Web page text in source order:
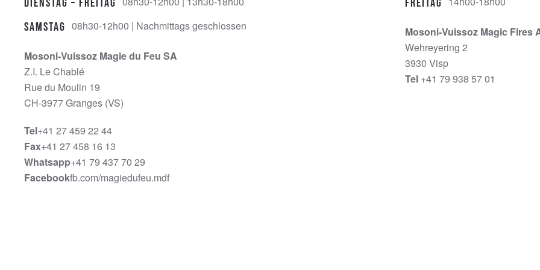
Samstag 08h30-12h00 | Nachmittags geschlossen
Mosoni-Vuissoz Magie du Feu SA
Z.I. Le Chablé
Rue du Moulin 19
CH-3977 Granges (VS)
Tel+41 27 459 22 44
Fax+41 27 458 16 13
Whatsapp+41 79 437 70 29
Facebookfb.com/magiedufeu.mdf
Mosoni-Vuissoz Magic Fires
Wehreyering 2
3930 Visp
Tel +41 79 938 57 01